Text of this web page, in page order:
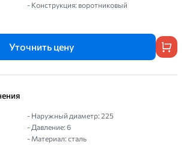
- Конструкция: воротниковый
Уточнить цену
- Наружный диаметр: 225
- Давление: 6
- Материал: сталь